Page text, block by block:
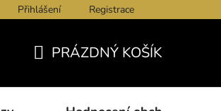
Kontakty Obchodní podmínky
Přihlášení Registrace
KOŠÍK
PRÁZDNÝ KOŠÍK